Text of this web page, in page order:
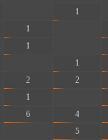
1
1
1
1
2 2
1
6 4
5